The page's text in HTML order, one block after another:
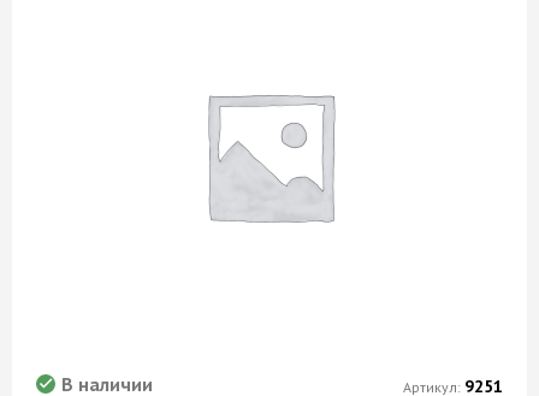
В наличии Артикул: 9251